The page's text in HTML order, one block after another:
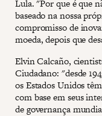
Lula. "Por que é que
baseado na nossa
compromisso de
moeda, depois que
Elvin Calcaño,
Ciudadano: "desde
os Estados Unidos
com base em seus
de governança